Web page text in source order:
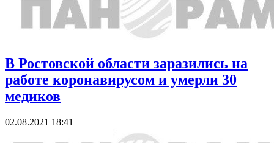
В Ростовской области заразились на
работе коронавирусом и умерли 30
медиков
02.08.2021 18:41